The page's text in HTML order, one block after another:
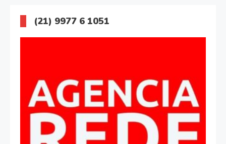
(21) 9977 6 1051